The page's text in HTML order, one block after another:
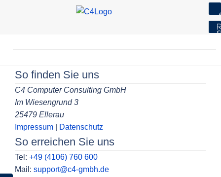
So finden Sie uns
C4 Computer Consulting GmbH
Im Wiesengrund 3
25479 Ellerau
Impressum
Datenschutz
So erreichen Sie uns
Tel: +49 (4106) 760 600
Mail: support@c4-gmbh.de